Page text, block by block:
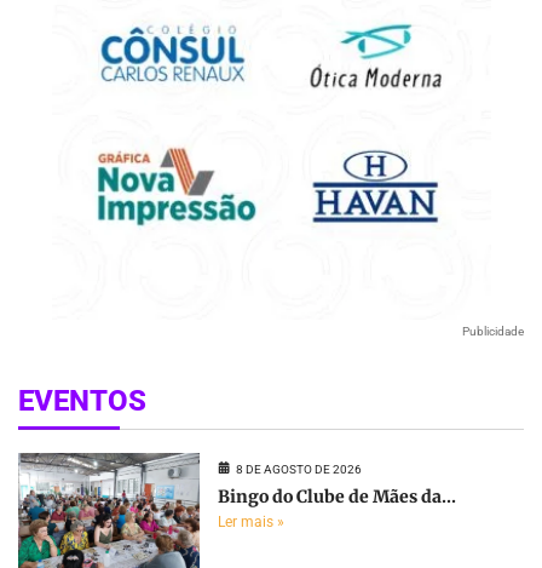
Publicidade
EVENTOS
8 DE AGOSTO DE 2026
Bingo do Clube de Mães da...
Ler mais »